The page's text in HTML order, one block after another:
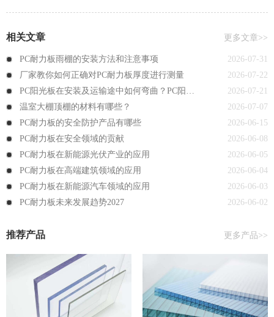
相关文章 更多文章>>
PC耐力板雨棚的安装方法和注意事项
2026-07-31
厂家教你如何正确对PC耐力板厚度进行测量
2026-07-22
PC阳光板在安装及运输途中如何弯曲？PC阳光板过度弯曲会造成什么影响？
2026-07-21
温室大棚顶棚的材料有哪些？
2026-07-07
PC耐力板的安全防护产品有哪些
2026-06-15
PC耐力板在安全领域的贡献
2026-06-08
PC耐力板在新能源光伏产业的应用
2026-06-05
PC耐力板在高端建筑领域的应用
2026-06-04
PC耐力板在新能源汽车领域的应用
2026-06-03
PC耐力板未来发展趋势2027
2026-06-02
推荐产品 更多产品>>